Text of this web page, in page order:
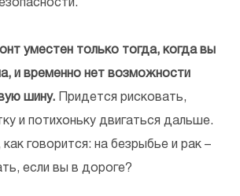
уместен только тогда, когда вы
и временно нет возможности
шину. Придется рисковать,
и потихоньку двигаться дальше.
говорится: на безрыбье и рак –
если вы в дороге?